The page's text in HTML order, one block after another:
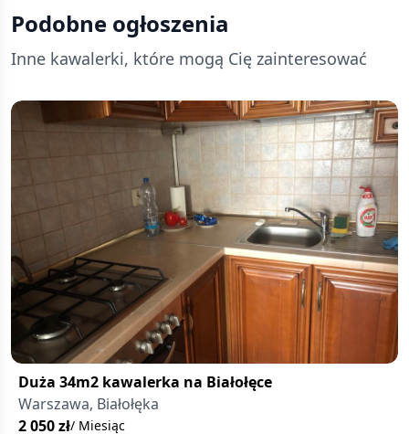
Podobne ogłoszenia
Inne kawalerki, które mogą Cię zainteresować
Duża 34m2 kawalerka na Białołęce
Warszawa, Białołęka
2 050zł/ Miesiąc